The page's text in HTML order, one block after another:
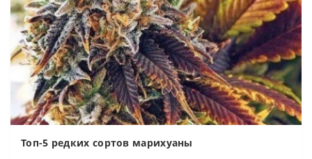
Топ-5 редких сортов марихуаны